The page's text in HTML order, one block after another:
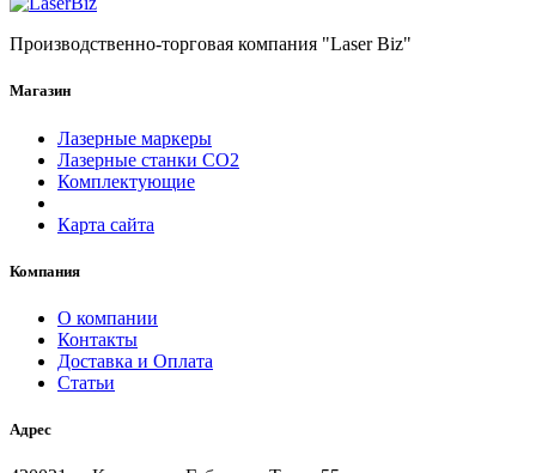
Производственно-торговая компания "Laser Biz"
Магазин
Лазерные маркеры
Лазерные станки СО2
Комплектующие
Карта сайта
Компания
О компании
Контакты
Доставка и Оплата
Статьи
Адрес